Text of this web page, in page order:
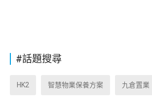
#話題搜尋
HK2 智慧物業保養方案 九倉置業